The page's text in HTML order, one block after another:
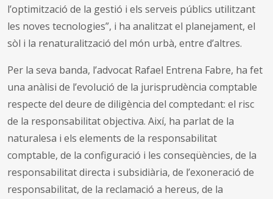
l’optimització de la gestió i els serveis públics utilitzant
les noves tecnologies”, i ha analitzat el planejament, el
sòl i la renaturalització del món urbà, entre d’altres.
Per la seva banda, l’advocat Rafael Entrena Fabre, ha fet
una anàlisi de l’evolució de la jurisprudència comptable
respecte del deure de diligència del comptedant: el risc
de la responsabilitat objectiva. Així, ha parlat de la
naturalesa i els elements de la responsabilitat
comptable, de la configuració i les conseqüències, de la
responsabilitat directa i subsidiària, de l’exoneració de
responsabilitat, de la reclamació a hereus, de la